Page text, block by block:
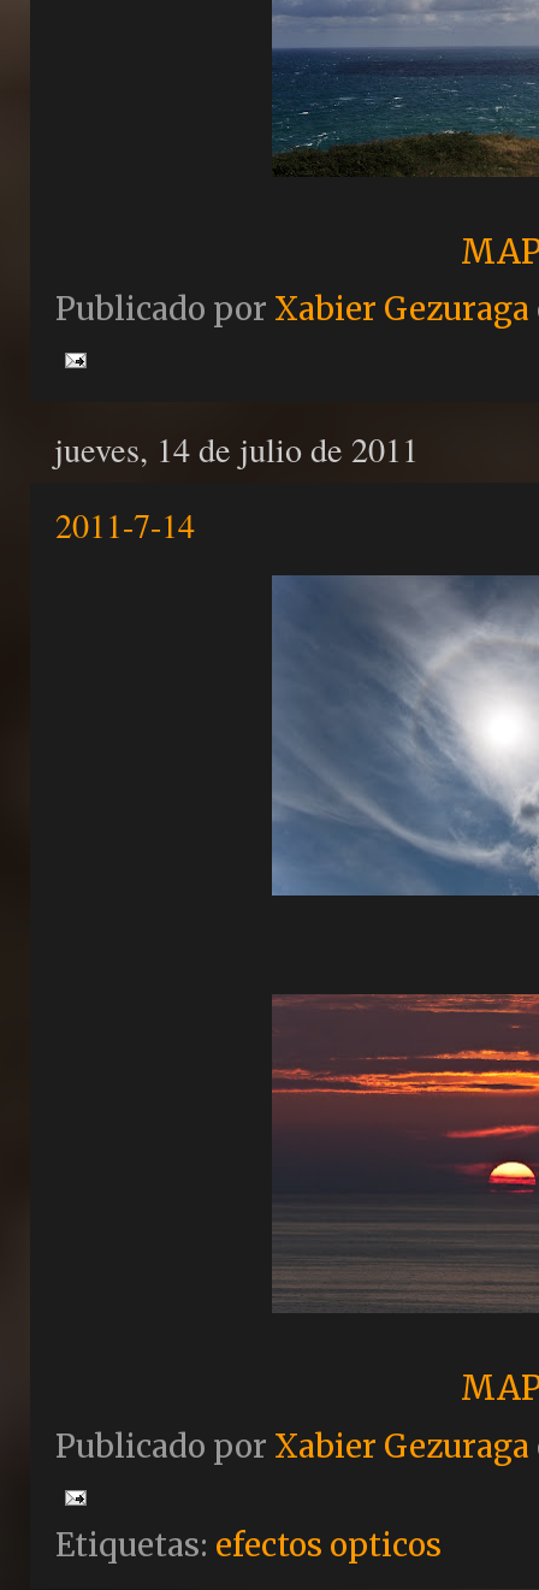
Publicado por Xabier Gezuraga
jueves, 14 de julio de 2011
2011-7-14
Publicado por Xabier Gezuraga
Etiquetas: efectos opticos